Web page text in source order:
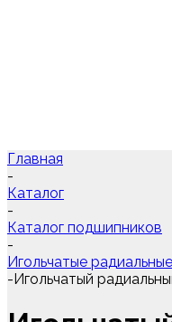
Главная
-
Каталог
-
Каталог подшипников
-
Игольчатые
-Игольчатый